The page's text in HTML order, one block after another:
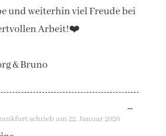
und weiterhin viel Freude bei
Arbeit!❤️
& Bruno
schrieb am 22. Januar 2026
...DIESE